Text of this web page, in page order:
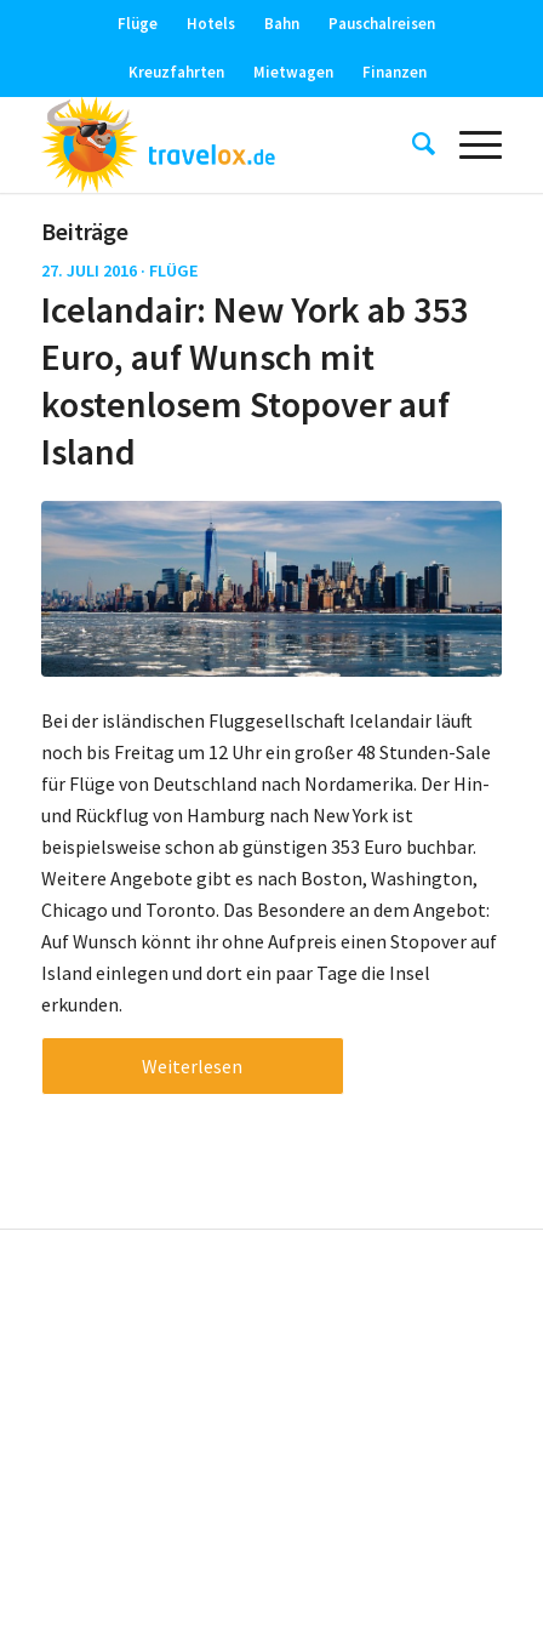
Flüge Hotels Bahn Pauschalreisen
Kreuzfahrten Mietwagen Finanzen
Beiträge
27. JULI 2016 · FLÜGE
Icelandair: New York ab 353
Euro, auf Wunsch mit
kostenlosem Stopover auf
Island
Bei der isländischen Fluggesellschaft Icelandair läuft
noch bis Freitag um 12 Uhr ein großer 48 Stunden-Sale
für Flüge von Deutschland nach Nordamerika. Der Hin-
und Rückflug von Hamburg nach New York ist
beispielsweise schon ab günstigen 353 Euro buchbar.
Weitere Angebote gibt es nach Boston, Washington,
Chicago und Toronto. Das Besondere an dem Angebot:
Auf Wunsch könnt ihr ohne Aufpreis einen Stopover auf
Island einlegen und dort ein paar Tage die Insel
erkunden.
Weiterlesen